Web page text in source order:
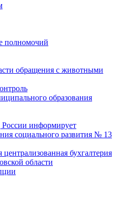
полномочий
обращения с животными
образования
информирует
социального развития № 13
бухгалтерия
области